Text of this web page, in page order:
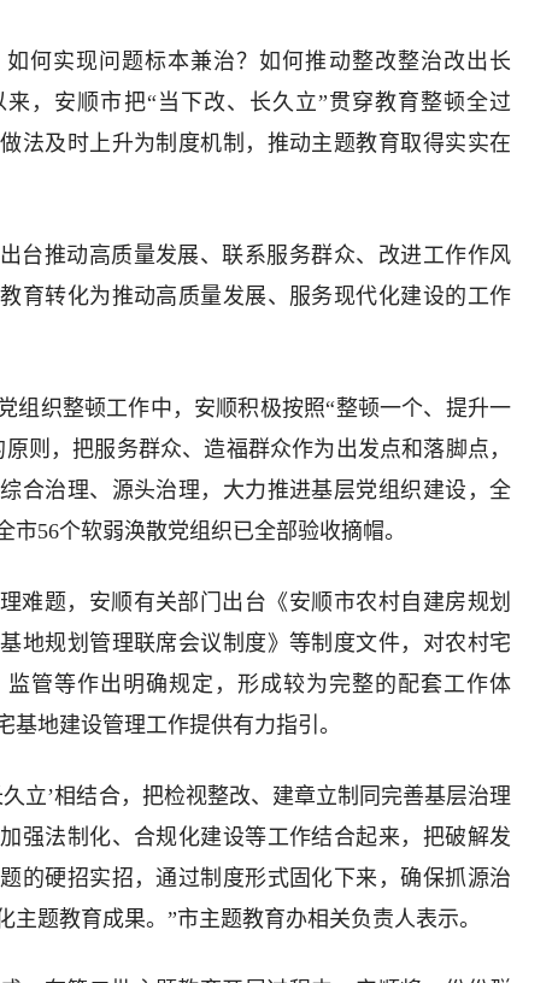
何实现问题标本兼治？如何推动整改整治改出长
，安顺市把“当下改、长久立”贯穿教育整顿全过
法及时上升为制度机制，推动主题教育取得实实在
台推动高质量发展、联系服务群众、改进工作作风
育转化为推动高质量发展、服务现代化建设的工作
组织整顿工作中，安顺积极按照“整顿一个、提升一
则，把服务群众、造福群众作为出发点和落脚点，
合治理、源头治理，大力推进基层党组织建设，全
56个软弱涣散党组织已全部验收摘帽。
难题，安顺有关部门出台《安顺市农村自建房规划
地规划管理联席会议制度》等制度文件，对农村宅
管等作出明确规定，形成较为完整的配套工作体
基地建设管理工作提供有力指引。
久立’相结合，把检视整改、建章立制同完善基层治理
强法制化、合规化建设等工作结合起来，把破解发
的硬招实招，通过制度形式固化下来，确保抓源治
题教育成果。”市主题教育办相关负责人表示。